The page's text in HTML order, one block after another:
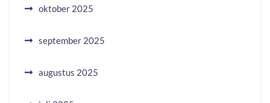
oktober 2025
september 2025
augustus 2025